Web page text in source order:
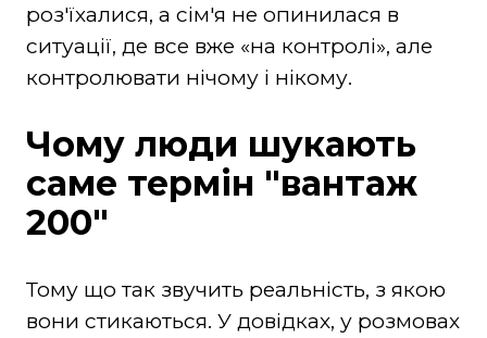
роз'їхалися, а сім'я не опинилася в
ситуації, де все вже «на контролі», але
контролювати нічому і нікому.
Чому люди шукають
саме термін "вантаж
200"
Тому що так звучить реальність, з якою
вони стикаються. У довідках, у розмовах